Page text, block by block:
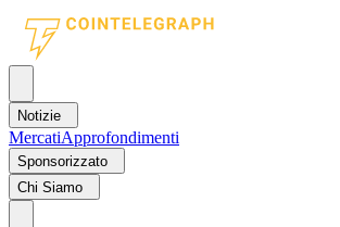
Notizie
MercatiApprofondimenti
Sponsorizzato
Chi Siamo